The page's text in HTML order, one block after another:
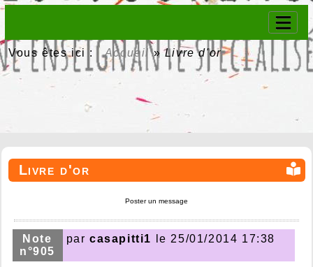
Vous êtes ici :Accueil»Livre d'or
Livre d'or
Poster un message
Note
n°905
par casapitti1 le 25/01/2014 17:38